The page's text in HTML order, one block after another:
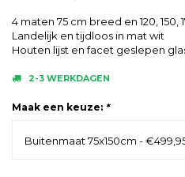
4 maten 75 cm breed en 120, 150,
Landelijk en tijdloos in mat wit
Houten lijst en facet geslepen
2-3 WERKDAGEN
Maak een keuze: *
Buitenmaat 75x150cm -